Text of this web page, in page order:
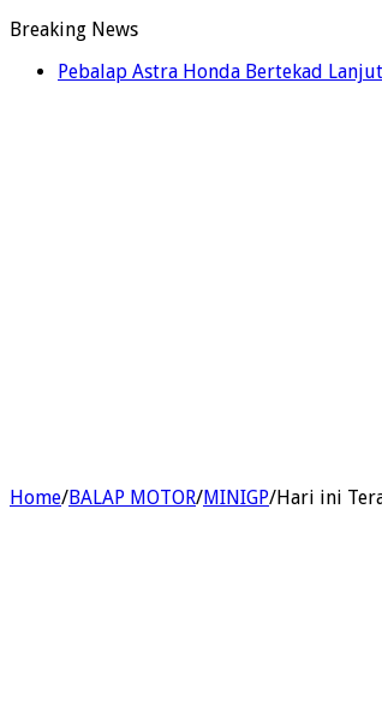
Breaking News
Pebalap Astra Honda Bertekad
Home/BALAP MOTOR/MINIGP/Hari ini